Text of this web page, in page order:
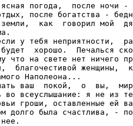
погода,  после ночи -
после богатства -
как  говорил мой
у тебя неприятности,
хорошо.  Печалься
что на свете нет ничего
благочестивой женщины,
Наполеона...
ваш  покой,  о  вы,
во всеуслышание: я не из
гроши, оставленные ей
долго была счастлива, -